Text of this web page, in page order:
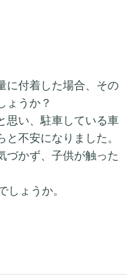
に付着した場合、その
ょうか？
思い、駐車している車
不安になりました。
づかず、子供が触った
ょうか。